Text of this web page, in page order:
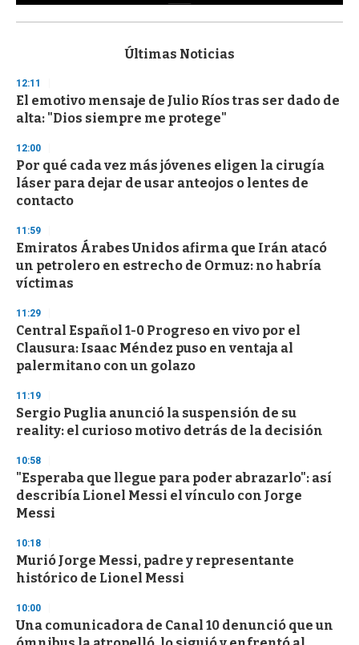
s
d
s
o
f
3
s
e
c
o
d
s
Últimas Noticias
12:11
El emotivo mensaje de Julio Ríos tras ser dado de
alta: "Dios siempre me protege"
12:00
Por qué cada vez más jóvenes eligen la cirugía
láser para dejar de usar anteojos o lentes de
contacto
11:59
Emiratos Árabes Unidos afirma que Irán atacó
un petrolero en estrecho de Ormuz: no habría
víctimas
11:29
Central Español 1-0 Progreso en vivo por el
Clausura: Isaac Méndez puso en ventaja al
palermitano con un golazo
11:19
Sergio Puglia anunció la suspensión de su
reality: el curioso motivo detrás de la decisión
10:58
"Esperaba que llegue para poder abrazarlo": así
describía Lionel Messi el vínculo con Jorge
Messi
10:18
Murió Jorge Messi, padre y representante
histórico de Lionel Messi
10:00
Una comunicadora de Canal 10 denunció que un